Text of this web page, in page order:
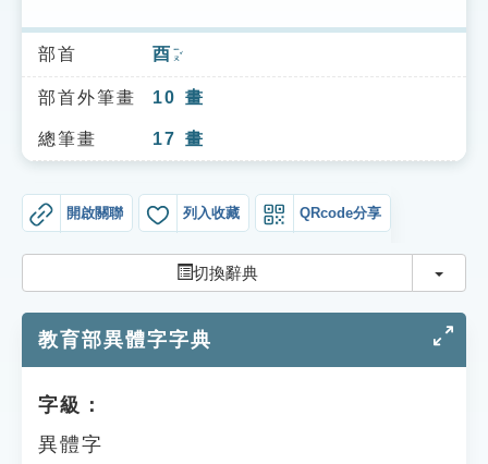
索引選單
知識索引
單字索引
貓頭鷹博士
部首 酉 ㄧㄡˇ
部首外筆畫 10 畫
總筆畫 17 畫
開啟關聯 列入收藏 QRcode分享
切換辭典 切換
教育部異體字字典
字級：
異體字